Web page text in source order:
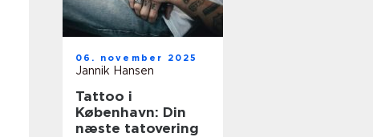
06. november 2025
Jannik Hansen
Tattoo i
København: Din
næste tatovering